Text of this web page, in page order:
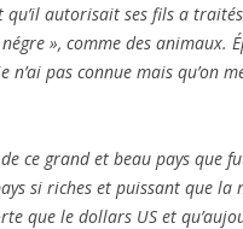
qu’il autorisait ses fils a
», comme des animaux.
n’ai pas connue mais qu’on
ce grand et beau pays que
si riches et puissant que la
que le dollars US et